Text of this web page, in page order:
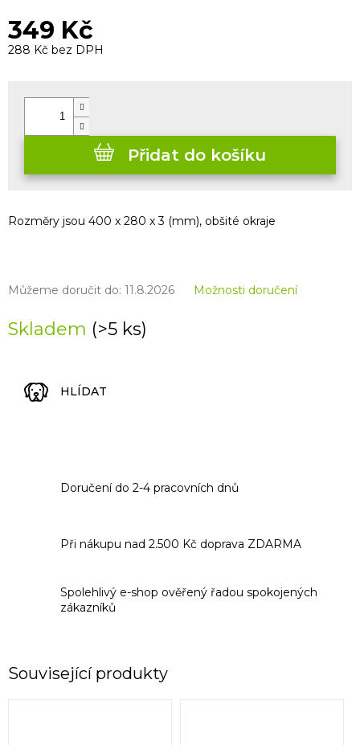
349 Kč
288 Kč bez DPH
Skladem (>5 ks)
Můžeme doručit do: 11.8.2026 Možnosti doručení
Přidat do košíku
Rozměry jsou 400 x 280 x 3 (mm), obšité okraje
HLÍDAT
Doručení do 2-4 pracovních dnů
Při nákupu nad 2.500 Kč doprava ZDARMA
Spolehlivý e-shop ověřený řadou spokojených
zákazníků
Související produkty